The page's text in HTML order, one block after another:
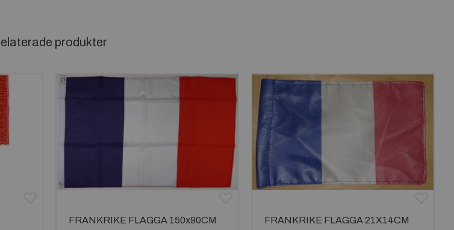
produkter
FRANKRIKE FLAGGA 150x90CM FRANKRIKE FLAGGA 21X14CM